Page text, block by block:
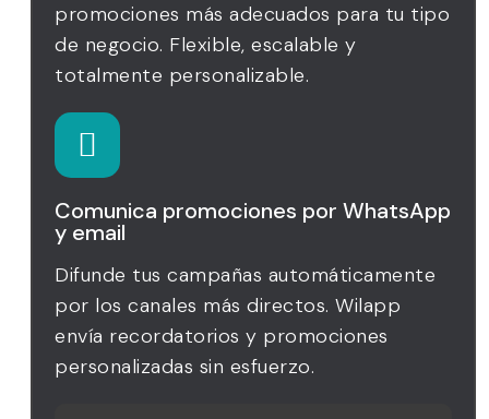
promociones más adecuados para tu tipo
de negocio. Flexible, escalable y
totalmente personalizable.
Comunica promociones por WhatsApp
y email
Difunde tus campañas automáticamente
por los canales más directos. Wilapp
envía recordatorios y promociones
personalizadas sin esfuerzo.